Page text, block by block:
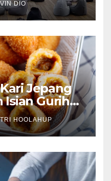
DIO
Jepang
Isian Gurih
HOOLAHUP